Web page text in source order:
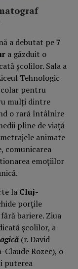
a debutat pe7
a găzduit o
școlilor. Sala a
Tehnologic
pentru
mulți dintre
o rară întâlnire
pline de viață
animate
comunicarea
emoțiilor
la Cluj-
porțile
bariere. Ziua
școlilor, a
(r. David
Claude Rozec), o
puterea